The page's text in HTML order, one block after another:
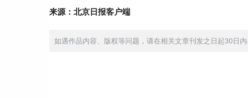
来源：北京日报客户端
如遇作品内容、版权等问题，请在相关文章刊发之日起30日